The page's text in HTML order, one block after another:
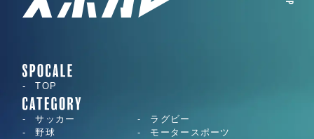
TOP
サッカー
ラグビー
野球
モータースポーツ